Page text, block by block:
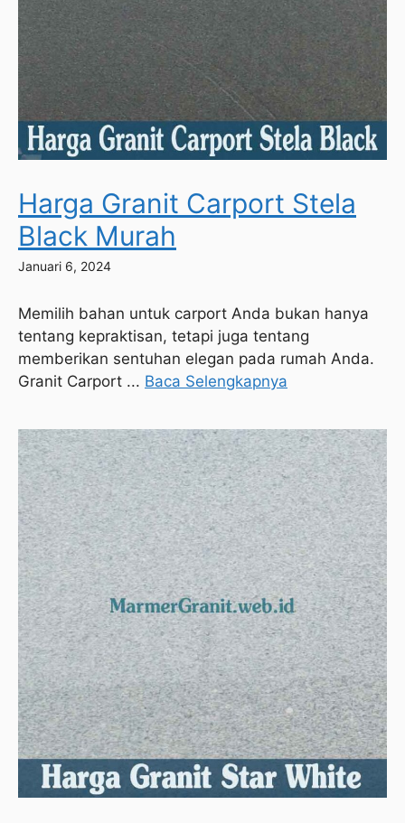
Harga Granit Carport Stela
Black Murah
Januari 6, 2024
Memilih bahan untuk carport Anda bukan hanya
tentang kepraktisan, tetapi juga tentang
memberikan sentuhan elegan pada rumah Anda.
Granit Carport ... Baca Selengkapnya